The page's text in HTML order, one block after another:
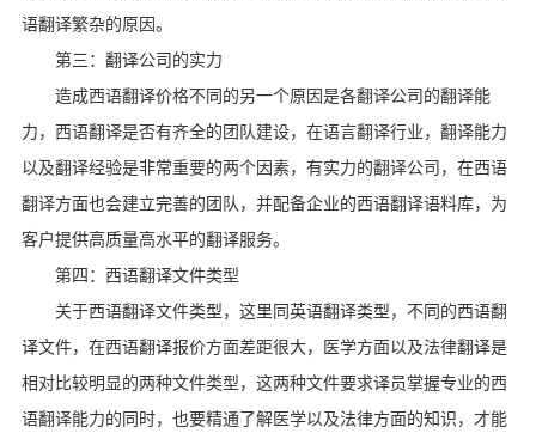
语翻译繁杂的原因。
第三：翻译公司的实力
造成西语翻译价格不同的另一个原因是各翻译公司的翻译能
力，西语翻译是否有齐全的团队建设，在语言翻译行业，翻译能力
以及翻译经验是非常重要的两个因素，有实力的翻译公司，在西语
翻译方面也会建立完善的团队，并配备企业的西语翻译语料库，为
客户提供高质量高水平的翻译服务。
第四：西语翻译文件类型
关于西语翻译文件类型，这里同英语翻译类型，不同的西语翻
译文件，在西语翻译报价方面差距很大，医学方面以及法律翻译是
相对比较明显的两种文件类型，这两种文件要求译员掌握专业的西
语翻译能力的同时，也要精通了解医学以及法律方面的知识，才能